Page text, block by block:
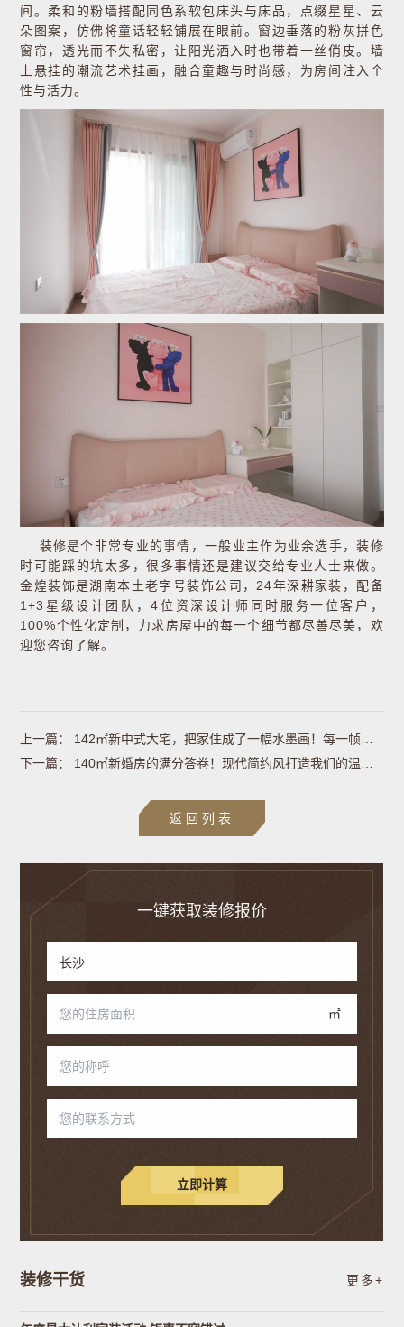
间。柔和的粉墙搭配同色系软包床头与床品，点缀星星、云
朵图案，仿佛将童话轻轻铺展在眼前。窗边垂落的粉灰拼色
窗帘，透光而不失私密，让阳光洒入时也带着一丝俏皮。墙
上悬挂的潮流艺术挂画，融合童趣与时尚感，为房间注入个
性与活力。
装修是个非常专业的事情，一般业主作为业余选手，装修
时可能踩的坑太多，很多事情还是建议交给专业人士来做。
金煌装饰是湖南本土老字号装饰公司，24年深耕家装，配备
1+3星级设计团队，4位资深设计师同时服务一位客户，
100%个性化定制，力求房屋中的每一个细节都尽善尽美，欢
迎您咨询了解。
上一篇：
下一篇：
返回列表
一键获取装修报价
㎡
立即计算
装修干货 更多+